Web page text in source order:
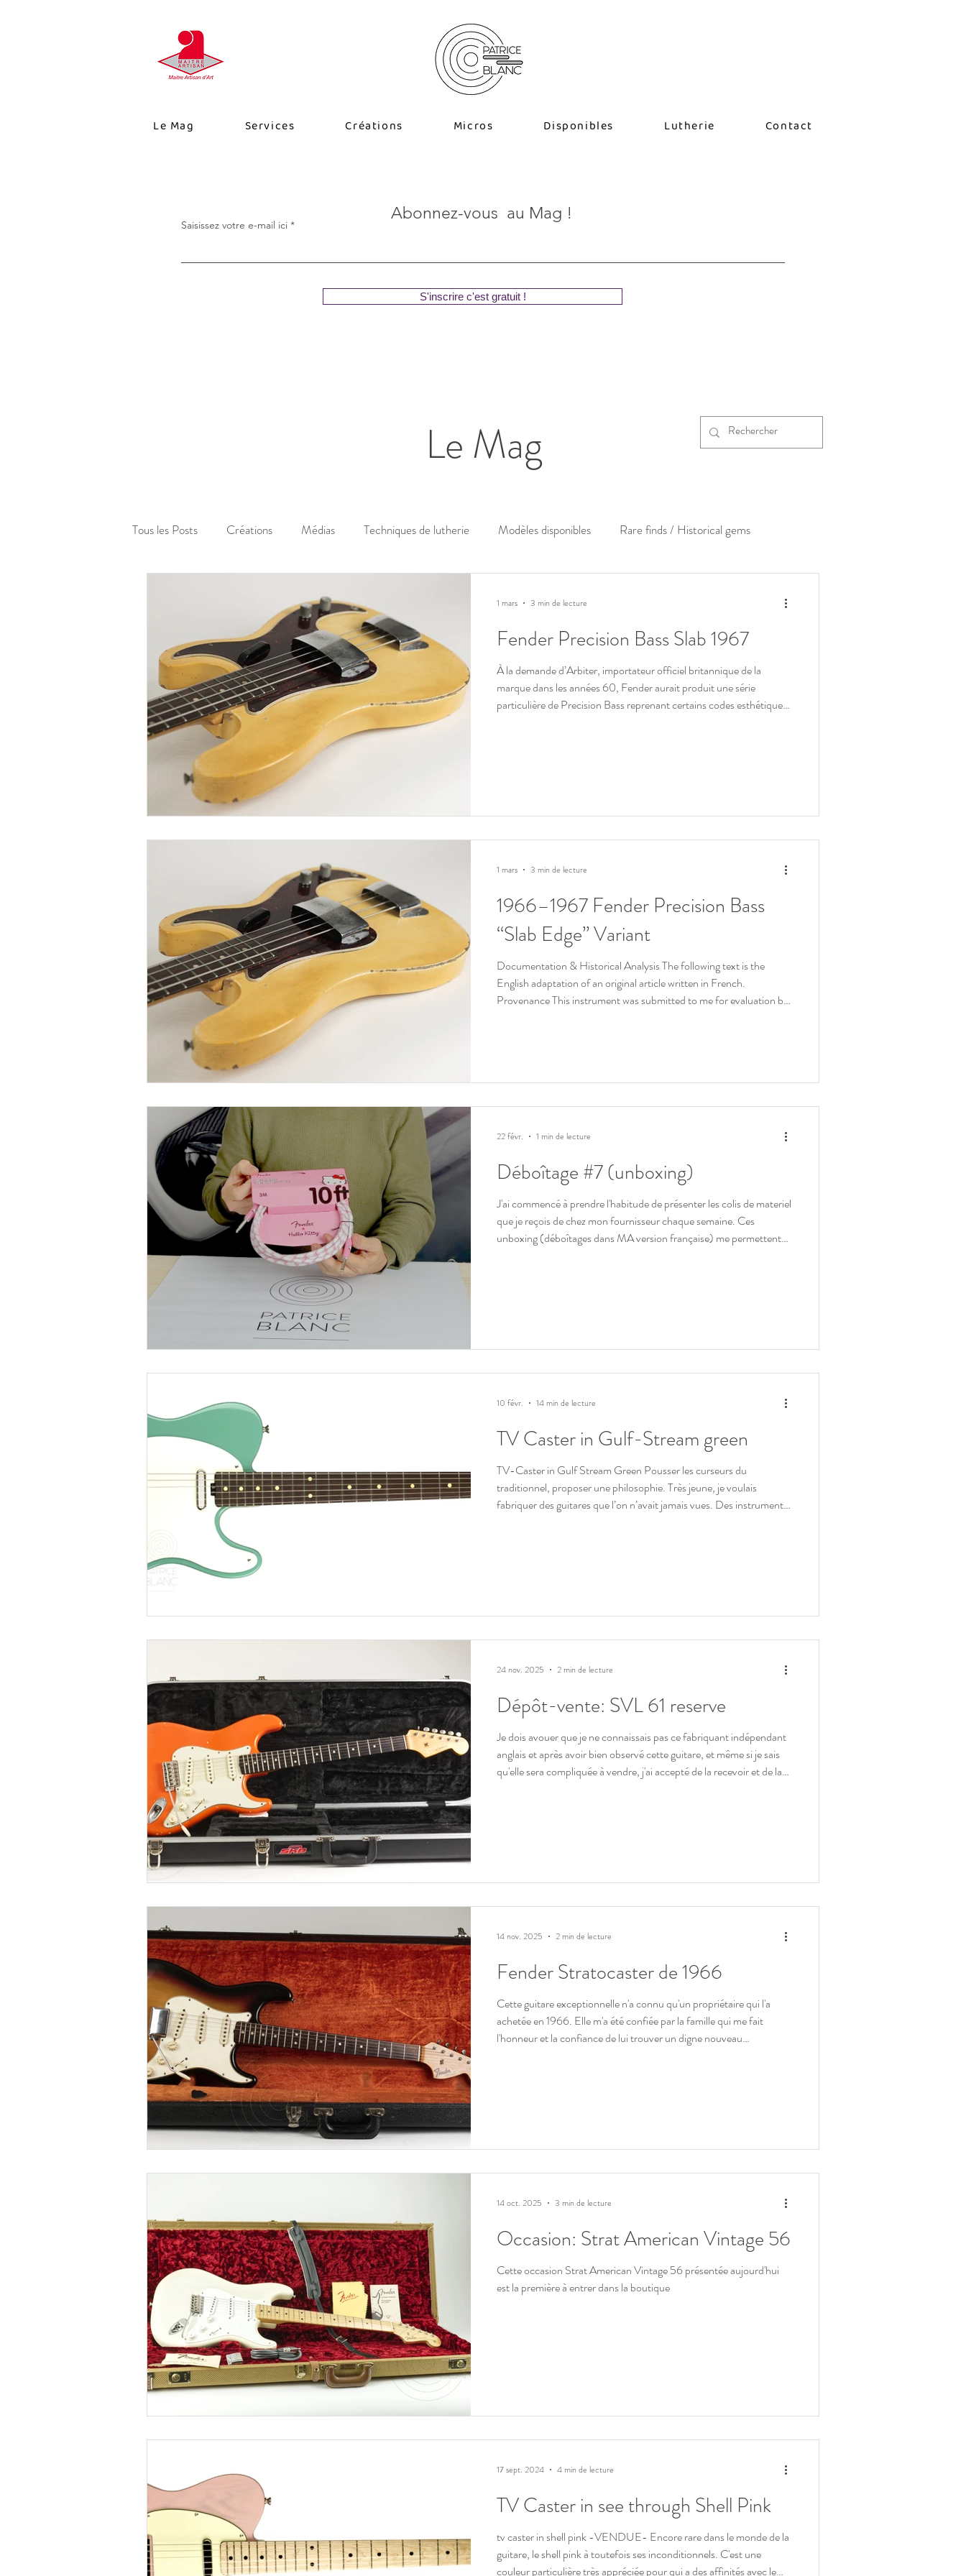
Le Mag Services Créations Micros Disponibles Lutherie Contact
Abonnez-vous au Mag !
Saisissez votre e-mail ici
S'inscrire c'est gratuit !
Le Mag
Tous les Posts Créations Médias Techniques de lutherie Modèles disponibles Rare finds / Historical gems
Fender Precision Bass Slab 1967
À la demande d’Arbiter, importateur officiel britannique de la
marque dans les années 60, Fender aurait produit une série
particulière de Precision Bass reprenant certains codes esthétiques
1 mars 3 min de lecture
1966–1967 Fender Precision Bass
“Slab Edge” Variant
Documentation & Historical Analysis The following text is the
English adaptation of an original article written in French.
Provenance This instrument was submitted to me for evaluation by
Tours. Since 1967, it h
1 mars 3 min de lecture
Déboîtage #7 (unboxing)
J'ai commencé à prendre l'habitude de présenter les colis de materiel
que je reçois de chez mon fournisseur chaque semaine. Ces
unboxing (déboîtages dans MA version française) me permettent
22 févr. 1 min de lecture
TV Caster in Gulf-Stream green
TV-Caster in Gulf Stream Green Pousser les curseurs du
traditionnel, proposer une philosophie. Très jeune, je voulais
fabriquer des guitares que l’on n’avait jamais vues. Des instruments
10 févr. 14 min de lecture
Dépôt-vente: SVL 61 reserve
Je dois avouer que je ne connaissais pas ce fabriquant indépendant
anglais et après avoir bien observé cette guitare, et même si je sais
qu'elle sera compliquée à vendre, j'ai accepté de la recevoir et de la
24 nov. 2025 2 min de lecture
Fender Stratocaster de 1966
Cette guitare exceptionnelle n'a connu qu'un propriétaire qui l'a
achetée en 1966. Elle m'a été confiée par la famille qui me fait
l'honneur et la confiance de lui trouver un digne nouveau
14 nov. 2025 2 min de lecture
Occasion: Strat American Vintage 56
Cette occasion Strat American Vintage 56 présentée aujourd'hui
est la première à entrer dans la boutique
14 oct. 2025 3 min de lecture
TV Caster in see through Shell Pink
tv caster in shell pink -VENDUE- Encore rare dans le monde de la
guitare, le shell pink à toutefois ses inconditionnels. C'est une
couleur particulière très appréciée pour qui a des affinités avec le
17 sept. 2024 4 min de lecture